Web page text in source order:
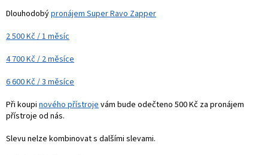
Dlouhodobýpronájem Super Ravo Zapper
2 500 Kč / 1 měsíc
4 700 Kč / 2 měsíce
6 600 Kč / 3 měsíce
Při koupi nového přístrojevám bude odečteno 500 Kč za pronájem
přístroje od nás.
Slevu nelze kombinovat s dalšími slevami.